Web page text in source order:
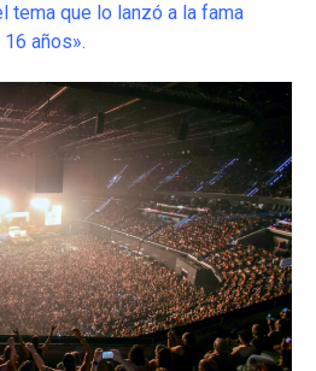
tema que lo lanzó a la fama
años».